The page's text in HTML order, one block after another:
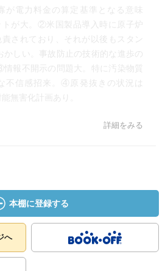
が電力料金の算定基準となる意味
トが大。②米国製品導入時に原子炉
されており、それが以後もスタン
かしい。事故防止の技術的な進歩の
報不開示の問題大。特に汚染物質
不信感招来。④原発抜きの状況は
無害化計画あり。
詳細をみる
本棚に登録する
へ